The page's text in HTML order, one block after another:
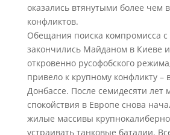
оказались втянутыми более чем
конфликтов.
Обещания поиска компромисса с
закончились Майданом в Киеве
откровенно русофобского
привело к крупному конфликту –
Донбассе. После семидесяти лет
спокойствия в Европе снова
жилые массивы
устраивать танковые баталии.